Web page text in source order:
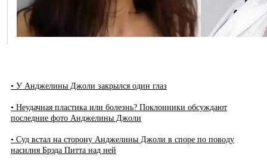
• У Анджелины Джоли закрылся один глаз
• Неудачная пластика или болезнь? Поклонники обсуждают
последние фото Анджелины Джоли
• Суд встал на сторону Анджелины Джоли в споре по поводу
насилия Брэда Питта над ней